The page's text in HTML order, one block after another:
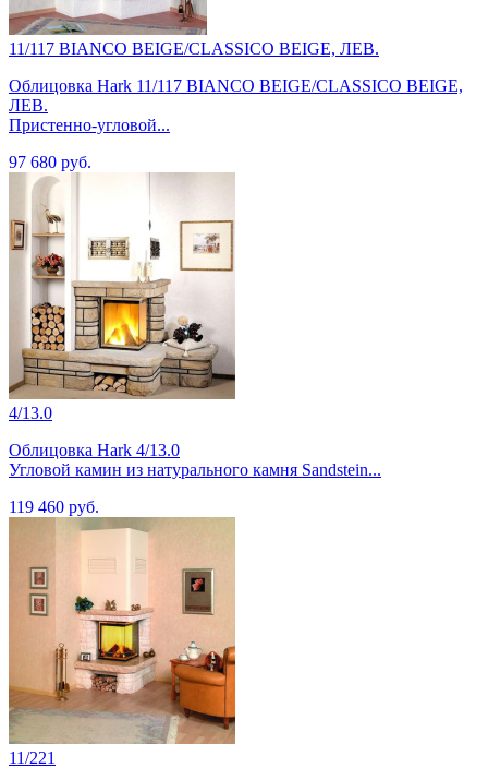
11/117 BIANCO BEIGE/CLASSICO BEIGE, ЛЕВ.
Облицовка Hark 11/117 BIANCO BEIGE/CLASSICO BEIGE,
ЛЕВ.
Пристенно-угловой...
97 680 руб.
4/13.0
Облицовка Hark 4/13.0
Угловой камин из натурального камня Sandstein...
119 460 руб.
11/221